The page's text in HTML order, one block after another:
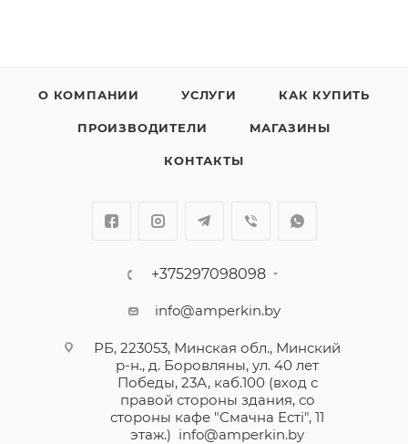
О КОМПАНИИ УСЛУГИ КАК КУПИТЬ
ПРОИЗВОДИТЕЛИ МАГАЗИНЫ
КОНТАКТЫ
+375297098098
info@amperkin.by
РБ, 223053, Минская обл., Минский
р-н., д. Боровляны, ул. 40 лет
Победы, 23А, каб.100 (вход с
правой стороны здания, со
стороны кафе "Смачна Естi", 11
этаж.) info@amperkin.by